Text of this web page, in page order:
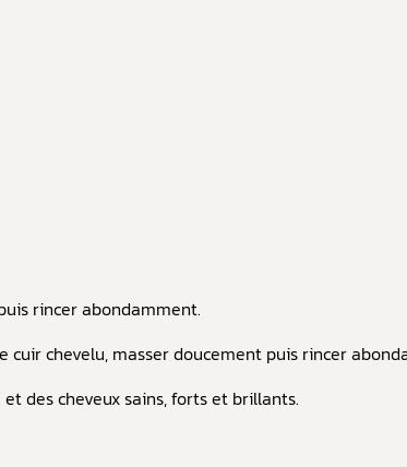
rincer abondamment.
chevelu, masser doucement puis rincer
des cheveux sains, forts et brillants.